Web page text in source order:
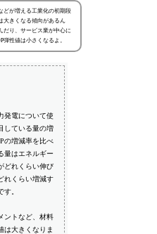
どが増える工業化の初期段
大きくなる傾向があるん
だり、サービス業が中心に
弾性値は小さくなるよ。
発電について使
している量の増
の増減率を比べ
量はエネルギー
どれくらい伸び
れくらい増減す
。
ントなど、材料
は大きくなりま